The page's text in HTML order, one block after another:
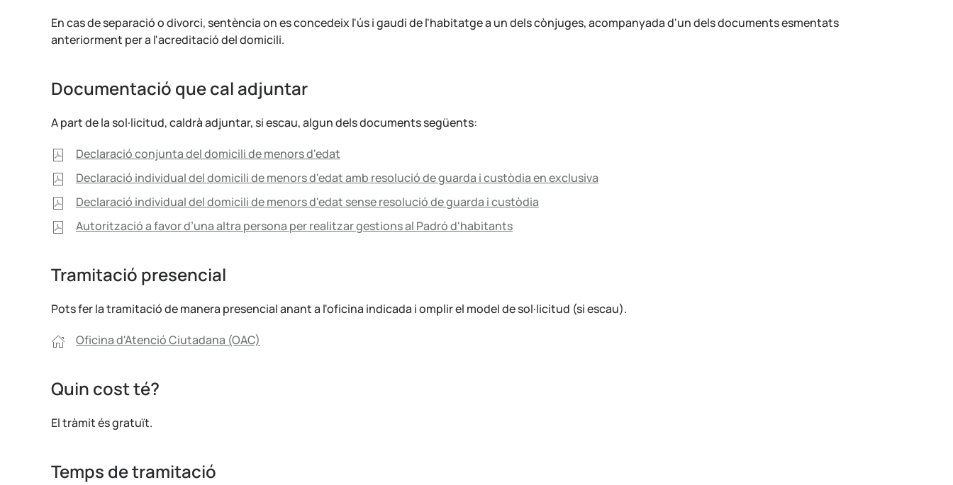
En cas de separació o divorci, sentència on es concedeix l'ús i gaudi de l'habitatge a un dels cònjuges, acompanyada d'un dels documents esmentats
anteriorment per a l'acreditació del domicili.
Documentació que cal adjuntar
A part de la sol·licitud, caldrà adjuntar, si escau, algun dels documents següents:
Declaració conjunta del domicili de menors d'edat
Declaració individual del domicili de menors d'edat amb resolució de guarda i custòdia en exclusiva
Declaració individual del domicili de menors d'edat sense resolució de guarda i custòdia
Autorització a favor d’una altra persona per realitzar gestions al Padró d'habitants
Tramitació presencial
Pots fer la tramitació de manera presencial anant a l'oficina indicada i omplir el model de sol·licitud (si escau).
Oficina d'Atenció Ciutadana (OAC)
Quin cost té?
El tràmit és gratuït.
Temps de tramitació